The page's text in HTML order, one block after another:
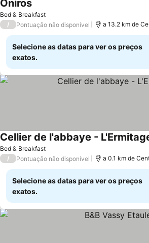
Bed & Breakfast
Oniros
/ Pontuação não disponível a 13.2 km de
Selecione as datas para ver os preços
exatos.
Bed & Breakfast
Cellier de l'abbaye -
/ Pontuação não disponível a 0.1 km de
Selecione as datas para ver os preços
exatos.